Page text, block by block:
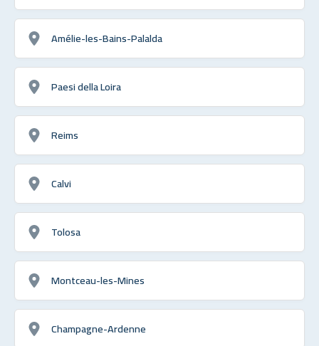
Amélie-les-Bains-Palalda
Paesi della Loira
Reims
Calvi
Tolosa
Montceau-les-Mines
Champagne-Ardenne